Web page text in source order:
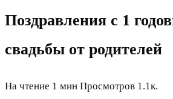
Поздравления с 1
свадьбы от родителей
На чтение 1 мин Просмотров 1.1к.